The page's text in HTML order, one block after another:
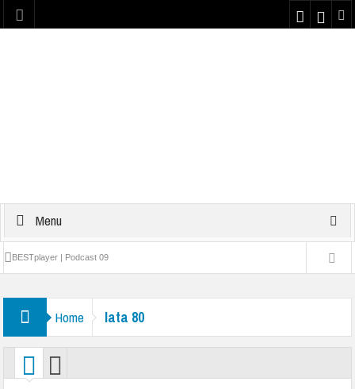
Menu
BESTplayer | Podcast 09
Yattaman | Podcast 07
Plaster kondycyjny na nos z Bravo Sport | PODCAST 06
Najlepsze teksty z boiska – część 1 | PODCAST 05
Home lata 80